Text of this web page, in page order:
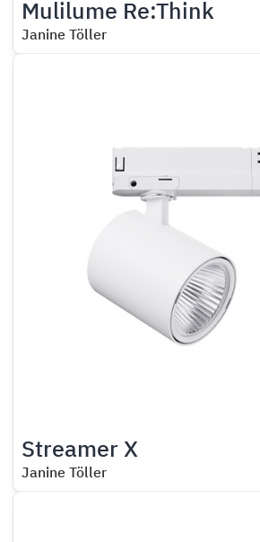
Mulilume Re:Think
Janine Töller
Streamer X
Janine Töller